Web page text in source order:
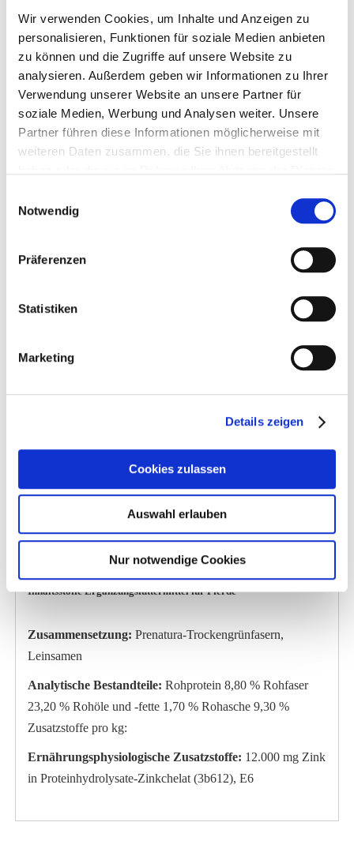
Wir verwenden Cookies, um Inhalte und Anzeigen zu
personalisieren, Funktionen für soziale Medien anbieten
zu können und die Zugriffe auf unsere Website zu
analysieren. Außerdem geben wir Informationen zu Ihrer
Verwendung unserer Website an unsere Partner für
soziale Medien, Werbung und Analysen weiter. Unsere
Partner führen diese Informationen möglicherweise mit
weiteren Daten zusammen, die Sie ihnen bereitgestellt
Notwendig
Präferenzen
Statistiken
Marketing
Details zeigen
Cookies zulassen
Auswahl erlauben
Nur notwendige Cookies
ein geschwächtes Immunsystem können Anzeichen für
einen Zinkmangel sein. Mit AGROBS Zink pur kann ein
Zinkmangel sinnvoll ausgeglichen werden. Zink pur liefert
hochverfügbares organisch gebundenes Zink, das optimal
vom Körper verwertet werden kann. Die ausgewählte
Zusammensetzung mit warmluftgetrockneten
Wiesengräsern und -kräutern sowie Leinsamen macht Zink
pur besonders schmackhaft und wird auch von mäkeligen
rein organisch gebundenes Zink
für das Immunsystem
Kleinpferde: 20 g / täglich (400 kg KGW)
1 gestrichener Messlöffel = ca. 20 g
Inhaltsstoffe Ergänzungsfuttermittel für Pferde
Zusammensetzung: Prenatura-Trockengrünfasern,
Leinsamen
Analytische Bestandteile: Rohprotein 8,80 % Rohfaser
23,20 % Rohöle und -fette 1,70 % Rohasche 9,30 %
Zusatzstoffe pro kg:
Ernährungsphysiologische Zusatzstoffe: 12.000 mg Zink
in Proteinhydrolysate-Zinkchelat (3b612), E6